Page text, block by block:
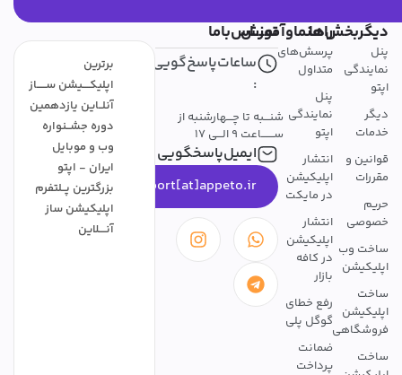
دیگربخش‌ها
پنل
نمایندگی
اپتو
دیگر
خدمات
قوانین و
مقررات
حریم
خصوصی
ساخت وب
اپلیکیشن
ساخت
اپلیکیشن
فروشگاهی
ساخت
راهنماوآموزش
پرسش‌های
متداول
پنل
نمایندگی
اپتو
انتشار
اپلیکیشن
در مایکت
انتشار
اپلیکیشن
در کافه
بازار
رفع خطای
گوگل پلی
ضمانت
پرداخت
تمــــاس‌باما
ساعات‌پاسخ‌گویی
:
شنـــبه تا چـــهارشنبه از
ســـــــاعت 9 الـــی 17
ایمیل‌پاسخگویی
support[at]appeto.ir
برترین
اپلیکــــیشن ســـــاز
آنلــاین یازدهمین
دوره جشــنواره
وب و موبایل
ایران - اپتو
بزرگترین پــلتفرم
اپلیکیشن ساز
آنــــلاین